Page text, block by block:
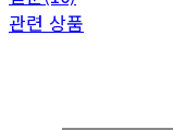
관련 상품